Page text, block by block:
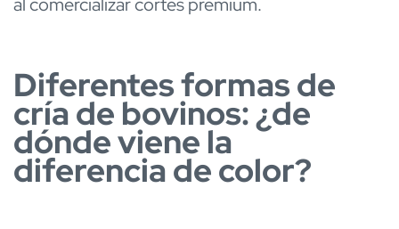
Diferentes formas de
cría de bovinos: ¿de
dónde viene la
diferencia de color?